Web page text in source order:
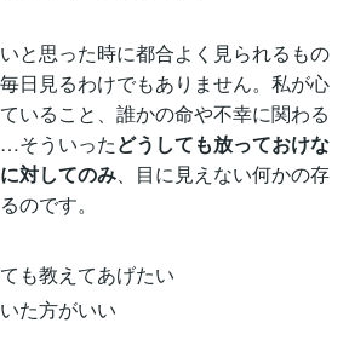
と思った時に都合よく見られるもの
日見るわけでもありません。私が心
いること、誰かの命や不幸に関わる
そういったどうしても放っておけな
対してのみ、目に見えない何かの存
のです。
も教えてあげたい
た方がいい